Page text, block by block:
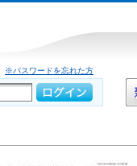
※パスワードを忘れた方